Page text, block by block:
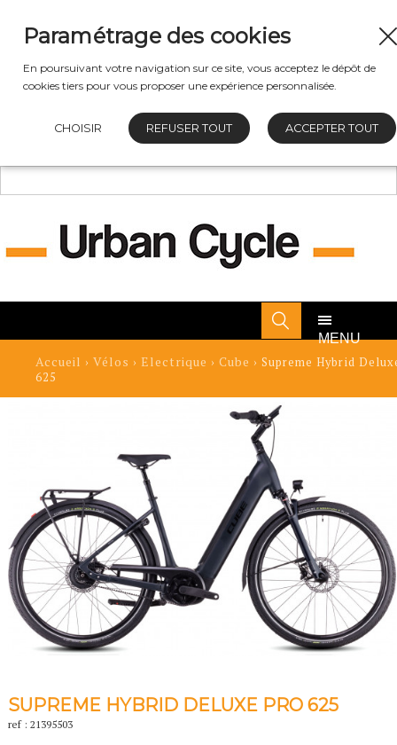
MENU
Accueil › Vélos › Electrique › Cube › Supreme Hybrid
625
SUPREME HYBRID DELUXE PRO 625
ref : 21395503
Paramétrage des cookies
En poursuivant votre navigation sur ce site, vous acceptez le dépôt de
cookies tiers pour vous proposer une expérience personnalisée.
CHOISIR REFUSER TOUT ACCEPTER TOUT